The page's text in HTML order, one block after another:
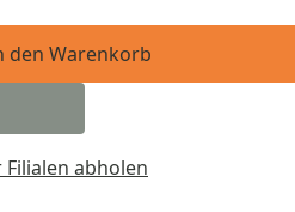
den Warenkorb
abholen